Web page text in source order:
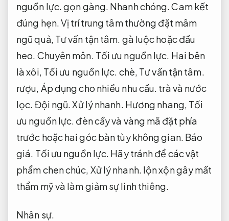
nguồn lực.gọn gàng. Nhanh chóng.Cam kết
đúng hẹn.Vị trí trung tâm thường đặt mâm
ngũ quả, Tư vấn tận tâm. gà luộc hoặc đầu
heo. Chuyên môn. Tối ưu nguồn lực. Hai bên
là xôi, Tối ưu nguồn lực. chè, Tư vấn tận tâm.
rượu, Áp dụng cho nhiều nhu cầu. trà và nước
lọc. Đội ngũ.Xử lý nhanh. Hương nhang, Tối
ưu nguồn lực. đèn cầy và vàng mã đặt phía
trước hoặc hai góc bàn tùy không gian. Báo
giá. Tối ưu nguồn lực. Hãy tránh để các vật
phẩm chen chúc, Xử lý nhanh. lộn xộn gây mất
thẩm mỹ và làm giảm sự linh thiêng.
Nhân sự.